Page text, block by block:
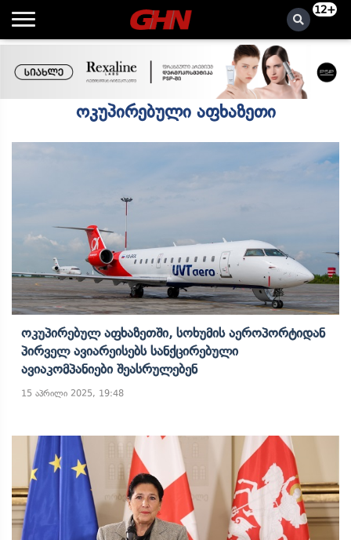
12+
ოკუპირებული აფხაზეთი
Ოკუპირებულ Აფხაზეთში, Სოხუმის Აეროპორტიდან
Პირველ Ავიარეისებს Სანქცირებული
Ავიაკომპანიები Შეასრულებენ
15 აპრილი 2025, 19:48